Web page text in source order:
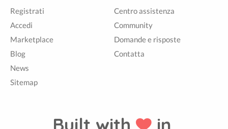
Registrati
Accedi
Marketplace
Blog
News
Sitemap
Centro assistenza
Community
Domande e risposte
Contatta
Built with in